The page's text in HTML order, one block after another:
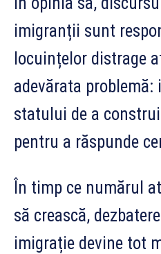
imigranții sunt
locuințelor distrage
adevărata problemă:
statului de a
pentru a răspunde
În timp ce numărul
să crească,
imigrație devine tot